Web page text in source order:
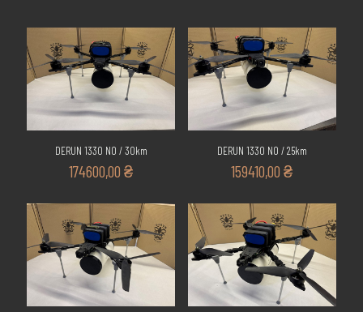
DERUN 1330 NO / 30km
174600,00₴
DERUN 1330 NO / 25km
159410,00₴